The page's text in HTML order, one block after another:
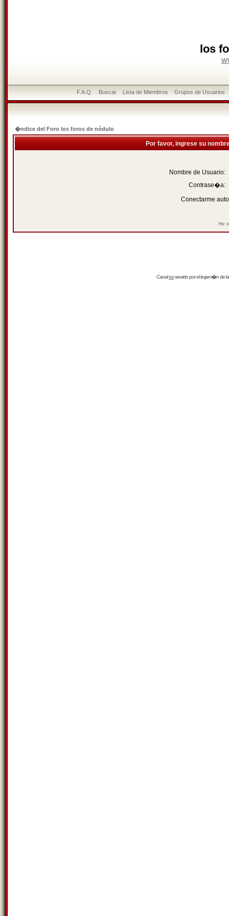
los
F.A.Q. Buscar Lista de Miembros Grupos de Usuarios
�ndice del Foro los foros de nódulo
Por favor, ingrese su
Nombre de Usuario:
Contrase�a:
Conectarme
He
Canalrssservido por eltrujam�nde